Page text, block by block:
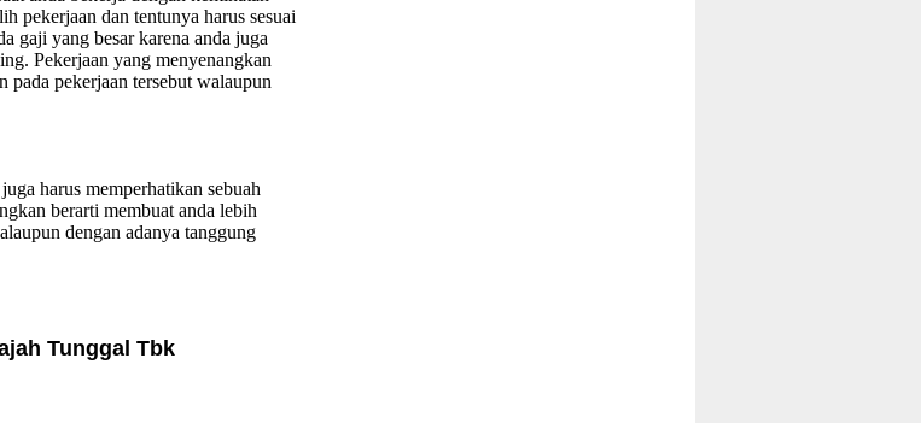
pekerjaan dan tentunya harus sesuai
gaji yang besar karena anda juga
Pekerjaan yang menyenangkan
pada pekerjaan tersebut walaupun
harus memperhatikan sebuah
berarti membuat anda lebih
dengan adanya tanggung
Tunggal Tbk